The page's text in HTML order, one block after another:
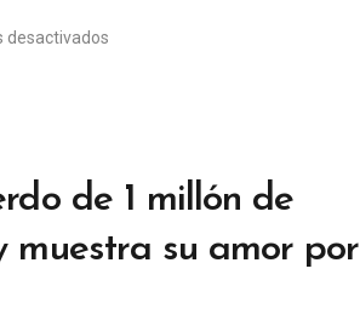
desactivados
de 1 millón de
muestra su amor por